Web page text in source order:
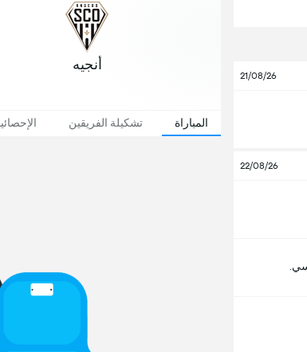
21/08/26
22/08/26
أنجيه
المباراة تشكيلة الفريقين